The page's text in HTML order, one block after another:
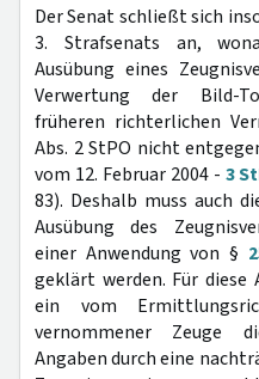
Der Senat schließt sich
3. Strafsenats an,
Ausübung eines
Verwertung der Bild-
früheren richterlichen
Abs. 2 StPO nicht
vom 12. Februar 2004 - 3
83). Deshalb muss auch
Ausübung des
einer Anwendung von §
geklärt werden. Für diese
ein vom
vernommener Zeuge
Angaben durch eine